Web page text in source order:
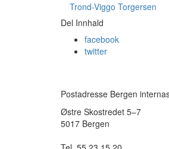
Trond-Viggo Torgersen
Del Innhald
facebook
twitter
Postadresse Bergen
Østre Skostredet 5–7
5017 Bergen